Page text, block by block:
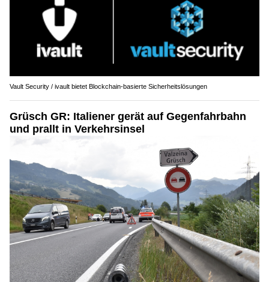
Vault Security / ivault bietet Blockchain-basierte Sicherheitslösungen
Grüsch GR: Italiener gerät auf Gegenfahrbahn
und prallt in Verkehrsinsel